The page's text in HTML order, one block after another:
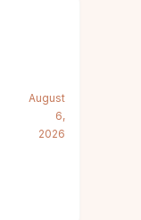
August
6,
2026